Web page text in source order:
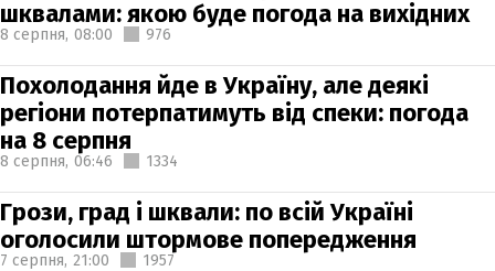
шквалами: якою буде погода на вихідних
8 серпня, 08:00 976
Похолодання йде в Україну, але деякі
регіони потерпатимуть від спеки: погода
на 8 серпня
8 серпня, 06:46 1334
Грози, град і шквали: по всій Україні
оголосили штормове попередження
7 серпня, 21:00 1957